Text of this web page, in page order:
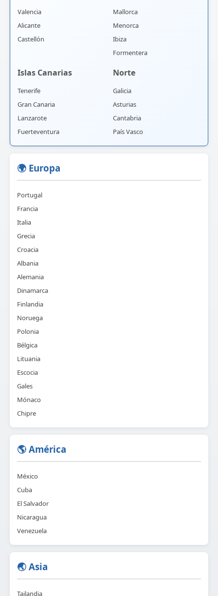
Valencia
Alicante
Castellón
Mallorca
Menorca
Ibiza
Formentera
Islas Canarias
Tenerife
Gran Canaria
Lanzarote
Fuerteventura
Norte
Galicia
Asturias
Cantabria
País Vasco
🌍 Europa
Portugal
Francia
Italia
Grecia
Croacia
Albania
Alemania
Dinamarca
Finlandia
Noruega
Polonia
Bélgica
Lituania
Escocia
Gales
Mónaco
Chipre
🌎 América
México
Cuba
El Salvador
Nicaragua
Venezuela
🌏 Asia
Tailandia